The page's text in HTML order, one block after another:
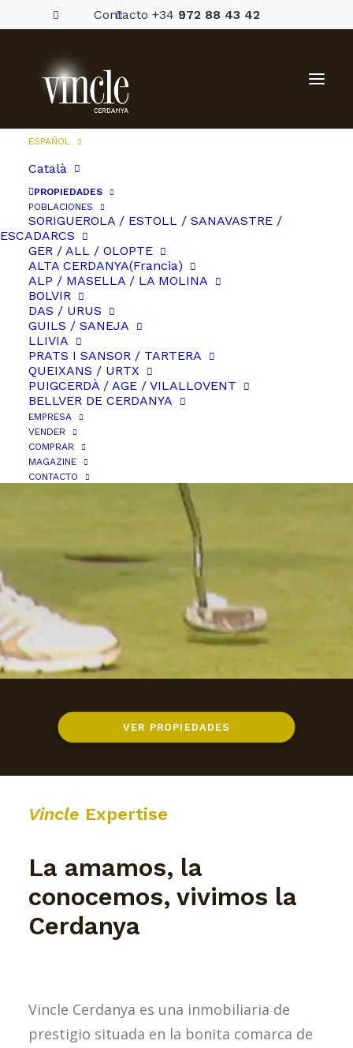
Contacto +34 972 88 43 42
ESPAÑOL
Català
PROPIEDADES
POBLACIONES
SORIGUEROLA / ESTOLL / SANAVASTRE /
ESCADARCS
GER / ALL / OLOPTE
ALTA CERDANYA(Francia)
ALP / MASELLA / LA MOLINA
BOLVIR
DAS / URUS
GUILS / SANEJA
LLIVIA
PRATS I SANSOR / TARTERA
QUEIXANS / URTX
PUIGCERDÀ / AGE / VILALLOVENT
BELLVER DE CERDANYA
EMPRESA
VENDER
COMPRAR
MAGAZINE
CONTACTO
20 años haciendo de la
Cerdanya,
la mejor casa del mundo
VER PROPIEDADES
Vincle Expertise
La amamos, la
conocemos, vivimos la
Cerdanya
Vincle Cerdanya es una inmobiliaria de
prestigio situada en la bonita comarca de